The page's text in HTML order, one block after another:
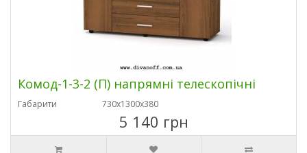
Комод-1-3-2 (П) напрямні телескопічні
Габарити 730х1300х380
5 140 грн